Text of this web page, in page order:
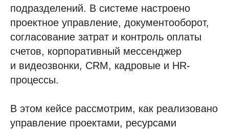
подразделений. В системе настроено
проектное управление, документооборот,
согласование затрат и контроль оплаты
счетов, корпоративный мессенджер
и видеозвонки, CRM, кадровые и HR-
процессы.
В этом кейсе рассмотрим, как реализовано
управление проектами, ресурсами